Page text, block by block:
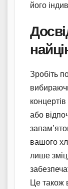
його
Зробіть
або
вашого
лише
Це також